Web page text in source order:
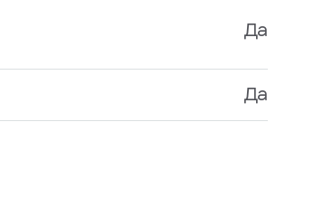
Да
Да